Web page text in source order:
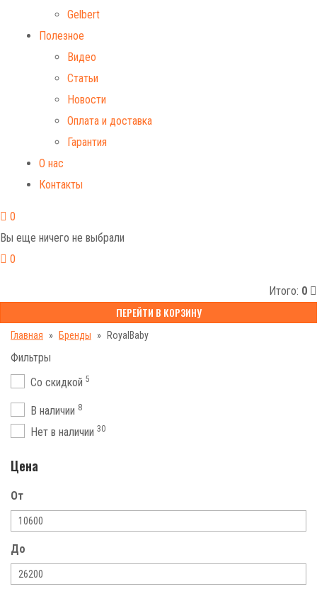
Gelbert
Полезное
Видео
Статьи
Новости
Оплата и доставка
Гарантия
О нас
Контакты
0
Вы еще ничего не выбрали
0
Итого: 0
ПЕРЕЙТИ В КОРЗИНУ
Главная Бренды RoyalBaby
Фильтры
Со скидкой 5
В наличии 8
Нет в наличии 30
Цена
От
До